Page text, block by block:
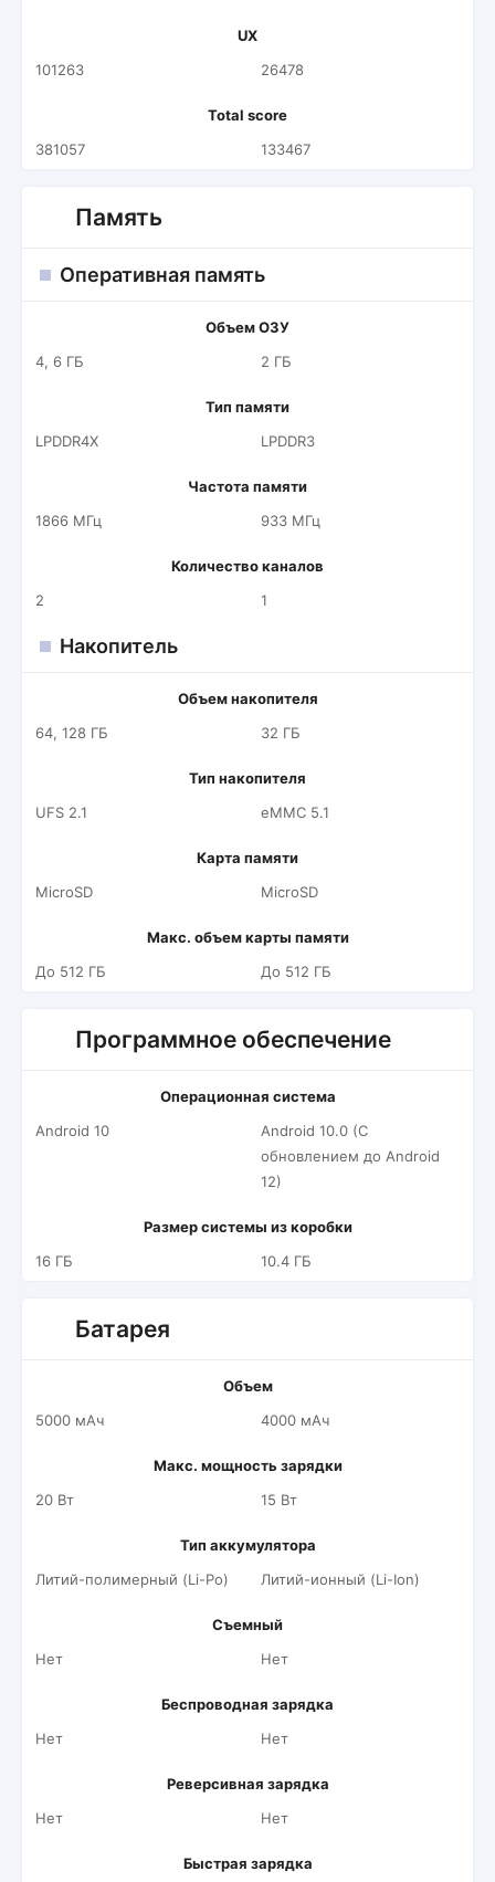
UX
101263
26478
Total score
381057
133467
Память
Оперативная память
Объем ОЗУ
4, 6 ГБ
2 ГБ
Тип памяти
LPDDR4X
LPDDR3
Частота памяти
1866 МГц
933 МГц
Количество каналов
2
1
Накопитель
Объем накопителя
64, 128 ГБ
32 ГБ
Тип накопителя
UFS 2.1
eMMC 5.1
Карта памяти
MicroSD
MicroSD
Макс. объем карты памяти
До 512 ГБ
До 512 ГБ
Программное обеспечение
Операционная система
Android 10
Android 10.0 (С
обновлением до Android
12)
Размер системы из коробки
16 ГБ
10.4 ГБ
Батарея
Объем
5000 мАч
4000 мАч
Макс. мощность зарядки
20 Вт
15 Вт
Тип аккумулятора
Литий-полимерный (Li-Po)
Литий-ионный (Li-Ion)
Съемный
Нет
Нет
Беспроводная зарядка
Нет
Нет
Реверсивная зарядка
Нет
Нет
Быстрая зарядка